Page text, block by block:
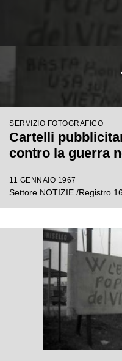
SERVIZIO FOTOGRAFICO
Cartelli
contro la guerra
11 GENNAIO 1967
Settore NOTIZIE /Registro